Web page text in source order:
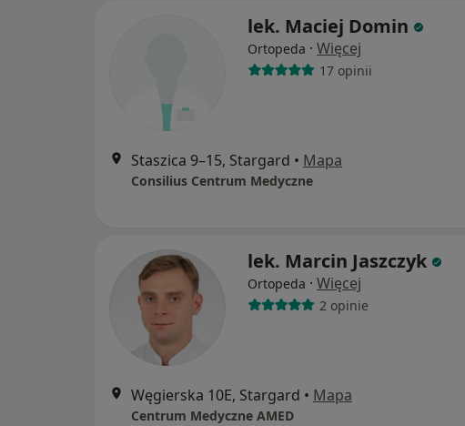
lek. Maciej Domin
Ortopeda · Więcej
17 opinii
Staszica 9–15, Stargard • Mapa
Consilius Centrum Medyczne
lek. Marcin Jaszczyk
Ortopeda · Więcej
2 opinie
Węgierska 10E, Stargard • Mapa
Centrum Medyczne AMED